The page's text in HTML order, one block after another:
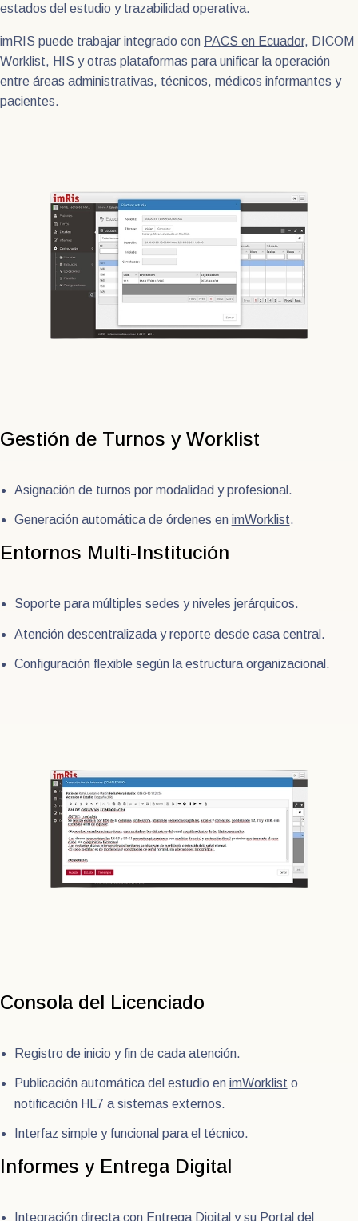
estados del estudio y trazabilidad operativa.
imRIS puede trabajar integrado con PACS en Ecuador, DICOM
Worklist, HIS y otras plataformas para unificar la operación
entre áreas administrativas, técnicos, médicos informantes y
pacientes.
Gestión de Turnos y Worklist
Asignación de turnos por modalidad y profesional.
Generación automática de órdenes en imWorklist.
Entornos Multi-Institución
Soporte para múltiples sedes y niveles jerárquicos.
Atención descentralizada y reporte desde casa central.
Configuración flexible según la estructura organizacional.
Consola del Licenciado
Registro de inicio y fin de cada atención.
Publicación automática del estudio en imWorklist o
notificación HL7 a sistemas externos.
Interfaz simple y funcional para el técnico.
Informes y Entrega Digital
Integración directa con Entrega Digital y su Portal del